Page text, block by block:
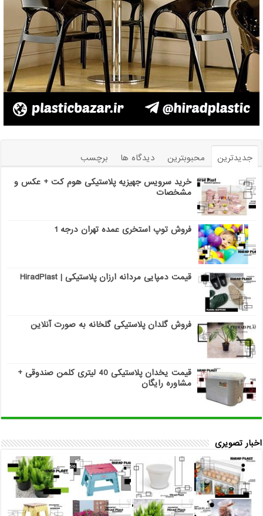
جدیدترین محبوبترین دیدگاه ها
برچسب
خرید سرویس جهیزیه پلاستیکی هوم کت + عکس و
مشخصات
فروش توپ استخری عمده تهران درجه 1
قیمت دمپایی مردانه ارزان پلاستیکی | HiradPlast
فروش گلدان پلاستیکی گلخانه به صورت آنلاین
قیمت یخدان پلاستیکی 40 لیتری کلمن صندوقی +
مشاوره رایگان
اخبار تصویری